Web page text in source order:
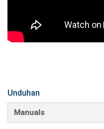
Unduhan
Manuals